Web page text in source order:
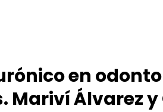
en
Mariví Álvarez